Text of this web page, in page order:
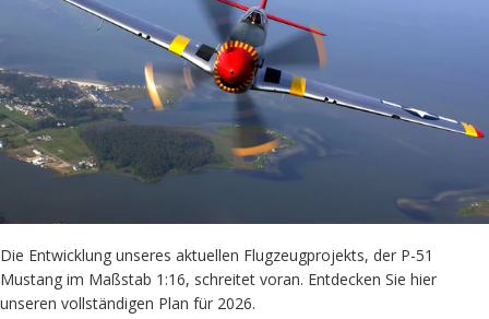
Die Entwicklung unseres aktuellen Flugzeugprojekts, der P-51
Mustang im Maßstab 1:16, schreitet voran. Entdecken Sie hier
unseren vollständigen Plan für 2026.